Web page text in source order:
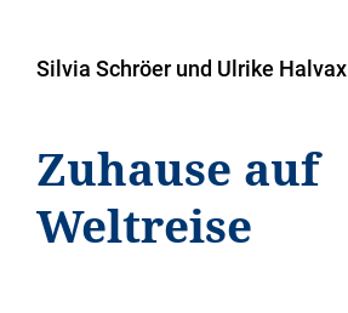
Silvia Schröer und Ulrike Halvax
Zuhause auf
Weltreise